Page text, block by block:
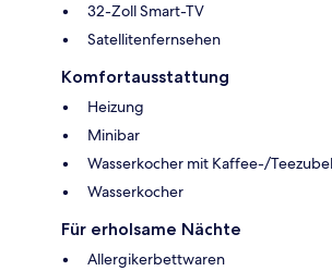
32-Zoll Smart-TV
Satellitenfernsehen
Komfortausstattung
Heizung
Minibar
Wasserkocher mit Kaffee-/
Wasserkocher
Für erholsame Nächte
Allergikerbettwaren